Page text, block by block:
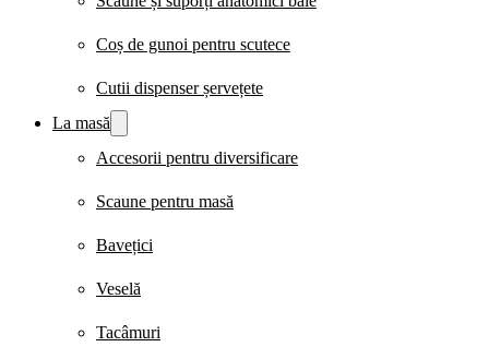
Coș de gunoi pentru scutece
Cutii dispenser șervețete
La masă
Accesorii pentru diversificare
Scaune pentru masă
Bavețici
Veselă
Tacâmuri